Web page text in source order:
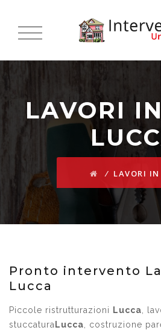
LAVORI
⁄ LAVORI IN
Pronto intervento
Lucca
Piccole ristrutturazioni Lucca ,
stuccatura Lucca , costruzione